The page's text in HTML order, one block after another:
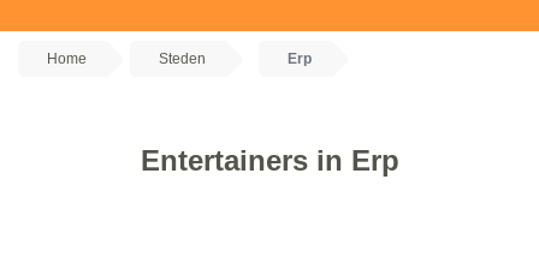
Home Steden Erp
Entertainers in Erp